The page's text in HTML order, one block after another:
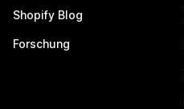
Shopify Blog
Forschung